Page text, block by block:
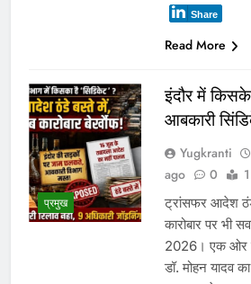
August 2026
July 2026
June 2026
May 2026